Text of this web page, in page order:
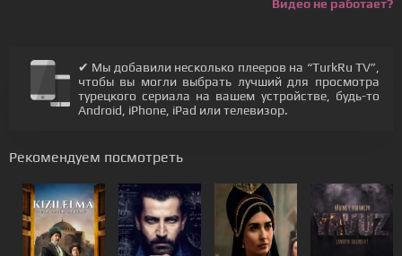
Видео не работает?
✔ Мы добавили несколько плееров на “TurkRu TV”,
чтобы вы могли выбрать лучший для просмотра
турецкого сериала на вашем устройстве, будь-то
Android, iPhone, iPad или телевизор.
Рекомендуем посмотреть